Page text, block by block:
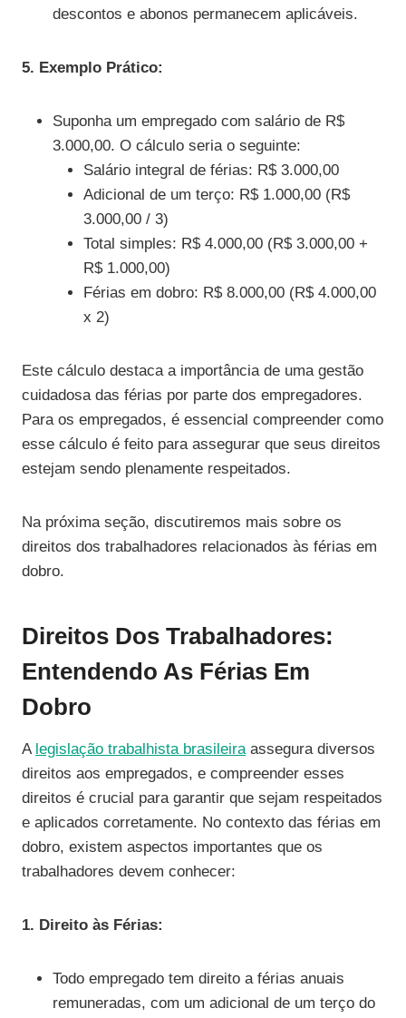
descontos e abonos permanecem aplicáveis.
5. Exemplo Prático:
Suponha um empregado com salário de R$
3.000,00. O cálculo seria o seguinte:
Salário integral de férias: R$ 3.000,00
Adicional de um terço: R$ 1.000,00 (R$
3.000,00 / 3)
Total simples: R$ 4.000,00 (R$ 3.000,00 +
R$ 1.000,00)
Férias em dobro: R$ 8.000,00 (R$ 4.000,00
x 2)
Este cálculo destaca a importância de uma gestão
cuidadosa das férias por parte dos empregadores.
Para os empregados, é essencial compreender como
esse cálculo é feito para assegurar que seus direitos
estejam sendo plenamente respeitados.
Na próxima seção, discutiremos mais sobre os
direitos dos trabalhadores relacionados às férias em
dobro.
Direitos Dos Trabalhadores:
Entendendo As Férias Em
Dobro
A legislação trabalhista brasileiraassegura diversos
direitos aos empregados, e compreender esses
direitos é crucial para garantir que sejam respeitados
e aplicados corretamente. No contexto das férias em
dobro, existem aspectos importantes que os
trabalhadores devem conhecer:
1. Direito às Férias:
Todo empregado tem direito a férias anuais
remuneradas, com um adicional de um terço do